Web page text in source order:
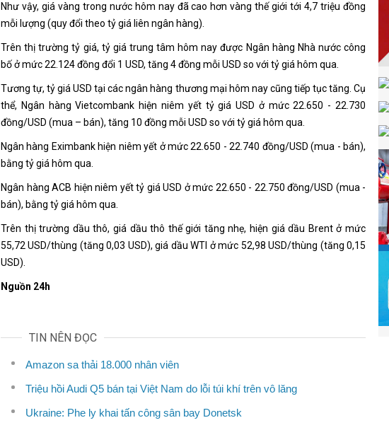
Như vậy, giá vàng trong nước hôm nay đã cao hơn vàng thế giới tới 4,7 triệu đồng
mỗi lượng (quy đổi theo tỷ giá liên ngân hàng).
Trên thị trường tỷ giá, tỷ giá trung tâm hôm nay được Ngân hàng Nhà nước công
bố ở mức 22.124 đồng đổi 1 USD, tăng 4 đồng mỗi USD so với tỷ giá hôm qua.
Tương tự, tỷ giá USD tại các ngân hàng thương mại hôm nay cũng tiếp tục tăng. Cụ
thể, Ngân hàng Vietcombank hiện niêm yết tỷ giá USD ở mức 22.650 - 22.730
đồng/USD (mua – bán), tăng 10 đồng mỗi USD so với tỷ giá hôm qua.
Ngân hàng Eximbank hiện niêm yết ở mức 22.650 - 22.740 đồng/USD (mua - bán),
bằng tỷ giá hôm qua.
Ngân hàng ACB hiện niêm yết tỷ giá USD ở mức 22.650 - 22.750 đồng/USD (mua -
bán), bằng tỷ giá hôm qua.
Trên thị trường dầu thô, giá dầu thô thế giới tăng nhẹ, hiện giá dầu Brent ở mức
55,72 USD/thùng (tăng 0,03 USD), giá dầu WTI ở mức 52,98 USD/thùng (tăng 0,15
USD).
Nguồn 24h
TIN NÊN ĐỌC
Amazon sa thải 18.000 nhân viên
Triệu hồi Audi Q5 bán tại Việt Nam do lỗi túi khí trên vô lăng
Ukraine: Phe ly khai tấn công sân bay Donetsk